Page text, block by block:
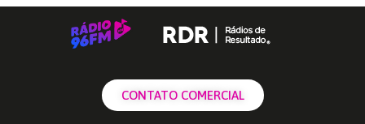
CONTATO COMERCIAL